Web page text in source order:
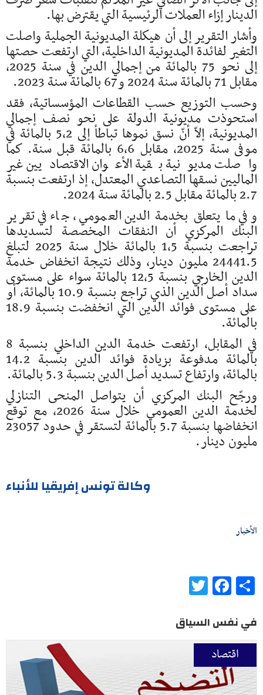
الدينار إزاء العملات الرئيسية التي يقترض بها.
وأشار التقرير إلى أن هيكلة المديونية الجملية واصلت
التغير لفائدة المديونية الداخلية، التي ارتفعت حصتها
إلى نحو 75 بالمائة من إجمالي الدين في سنة 2025،
مقابل 71 بالمائة سنة 2024 و67 بالمائة سنة 2023.
وحسب التوزيع حسب القطاعات المؤسساتية، فقد
استحوذت مديونية الدولة على نحو نصف إجمالي
المديونية، إلاّ أنّ نسق نموها تباطأ إلى 5,2 بالمائة في
موفى سنة 2025، مقابل 6,6 بالمائة قبل سنة. كما
واصلت مديونية بقية الأعوان الاقتصاديين غير
الماليين نسقها التصاعدي المعتدل، إذ ارتفعت بنسبة
2.7 بالمائة مقابل 2.5 بالمائة سنة 2024.
وفي ما يتعلق بخدمة الدين العمومي، جاء في تقرير
البنك المركزي أن النفقات المخصصة لتسديدها
تراجعت بنسبة 1,5 بالمائة خلال سنة 2025 لتبلغ
24441.5 مليون دينار، وذلك نتيجة انخفاض خدمة
الدين الخارجي بنسبة 12,5 بالمائة سواء على مستوى
سداد أصل الدين الذي تراجع بنسبة 10.9 بالمائة، أو
على مستوى فوائد الدين التي انخفضت بنسبة 18.9
بالمائة.
في المقابل، ارتفعت خدمة الدين الداخلي بنسبة 8
بالمائة مدفوعة بزيادة فوائد الدين بنسبة 14.2
بالمائة، وارتفاع تسديد أصل الدين بنسبة 5.3 بالمائة.
ورجّح البنك المركزي أن يتواصل المنحى التنازلي
لخدمة الدين العمومي خلال سنة 2026، مع توقع
انخفاضها بنسبة 5.7 بالمائة لتستقر في حدود 23057
مليون دينار.
وكالة تونس إفريقيا للأنباء
الأخبار
Share
Facebook
في نفس السياق
اقتصاد